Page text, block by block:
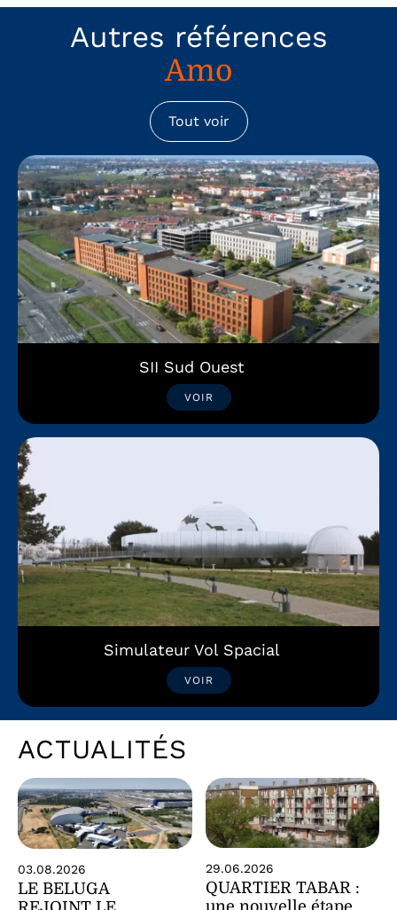
Autres références
Amo
Tout voir
SII Sud Ouest
VOIR
Simulateur Vol Spacial
VOIR
ACTUALITÉS
03.08.2026
LE BELUGA
29.06.2026
QUARTIER TABAR :